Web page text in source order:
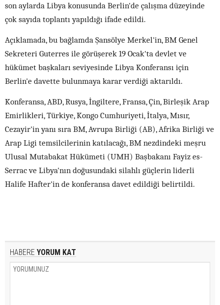
son aylarda Libya konusunda Berlin'de çalışma düzeyinde
çok sayıda toplantı yapıldığı ifade edildi.
Açıklamada, bu bağlamda Şansölye Merkel'in, BM Genel
Sekreteri Guterres ile görüşerek 19 Ocak'ta devlet ve
hükümet başkaları seviyesinde Libya Konferansı için
Berlin'e davette bulunmaya karar verdiği aktarıldı.
Konferansa, ABD, Rusya, İngiltere, Fransa, Çin, Birleşik Arap
Emirlikleri, Türkiye, Kongo Cumhuriyeti, İtalya, Mısır,
Cezayir'in yanı sıra BM, Avrupa Birliği (AB), Afrika Birliği ve
Arap Ligi temsilcilerinin katılacağı, BM nezdindeki meşru
Ulusal Mutabakat Hükümeti (UMH) Başbakanı Fayiz es-
Serrac ve Libya'nın doğusundaki silahlı güçlerin liderli
Halife Hafter'in de konferansa davet edildiği belirtildi.
HABERE YORUM KAT